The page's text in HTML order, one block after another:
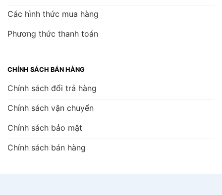
Các hình thức mua hàng
Phương thức thanh toán
CHÍNH SÁCH BÁN HÀNG
Chính sách đổi trả hàng
Chính sách vận chuyển
Chính sách bảo mật
Chính sách bán hàng